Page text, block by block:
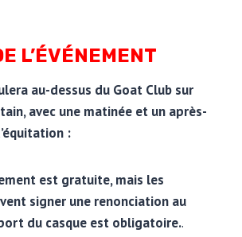
L’ÉVÉNEMENT
au-dessus du Goat Club sur
avec une matinée et un après-
:
est gratuite, mais les
signer une renonciation au
du casque est obligatoire..